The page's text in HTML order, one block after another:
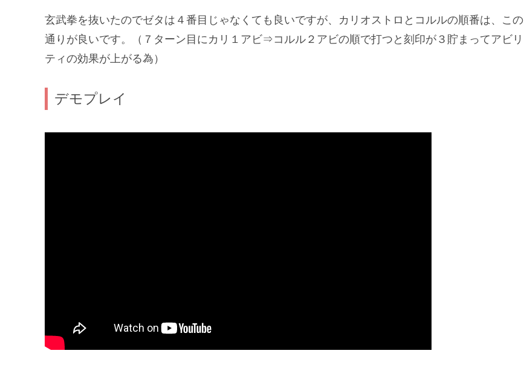
玄武拳を抜いたのでゼタは４番目じゃなくても良いですが、 カリオストロ と コルルの順番は、この
通りが良いです。（７ターン目にカリ１アビ⇒コルル２アビの順で打つと刻印が３貯まってアビリ
ティの効果が上がる為）
デモプレイ